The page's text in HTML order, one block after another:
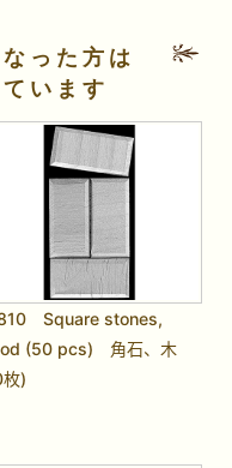
った方は
います
Square stones,
(50 pcs) 角石、木
)